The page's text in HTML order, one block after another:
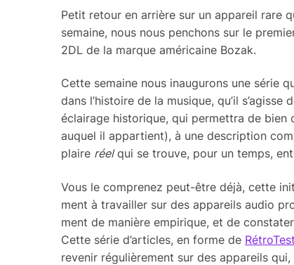
Petit retour en arrière sur un appareil rare
semaine, nous nous penchons sur le
2DL de la marque américaine Bozak.
Cette semaine nous inau­gu­rons une série
dans l’his­toire de la musique, qu’il
éclai­rage histo­rique, qui permet­tra de bien
auquel il appar­tient), à une descrip­tion
plaire réelqui se trouve, pour un temps,
Vous le compre­nez peut-être déjà, cette
ment à travailler sur des appa­reils audio
ment de manière empi­rique, et de
Cette série d’ar­ticles, en forme de Rétro­Test
reve­nir régu­liè­re­ment sur des appa­reils